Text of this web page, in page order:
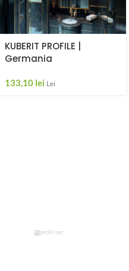
KUBERIT PROFILE |
Germania
133,10 lei Lei